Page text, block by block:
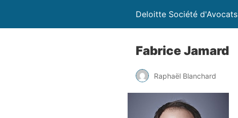
Deloitte Société d'Avocats
Fabrice Jamard
Raphaël Blanchard